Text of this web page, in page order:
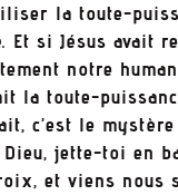
la toute-
Et si Jésus avait
notre
la toute-
c’est le
Dieu, jette-toi en
et viens nous